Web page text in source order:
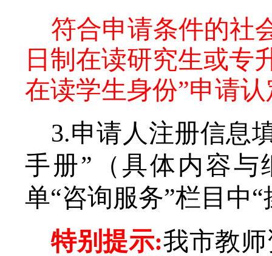
符合申请条件的社
日制在读研究生或专
在读学生身份”申请
3.申请人 注册信息
手册” （具体内容
单“咨询服务”栏目中“
特别提示:我市教